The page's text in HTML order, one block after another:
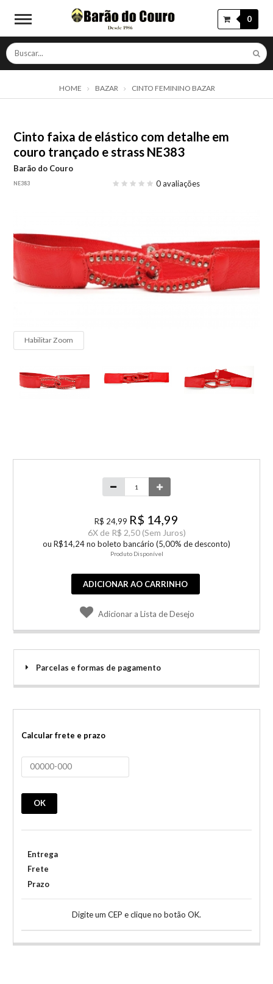
0
HOME BAZAR CINTO FEMININO BAZAR
Cinto faixa de elástico com detalhe em
couro trançado e strass NE383
Barão do Couro
NE383 0 avaliações
Habilitar Zoom
R$ 24,99 R$ 14,99
6X de R$ 2,50 (Sem Juros)
ou R$14,24 no boleto bancário (5,00% de desconto)
Produto Disponível
ADICIONAR AO CARRINHO
Adicionar a Lista de Desejo
Parcelas e formas de pagamento
Calcular frete e prazo
OK
Entrega
Frete
Prazo
Digite um CEP e clique no botão OK.